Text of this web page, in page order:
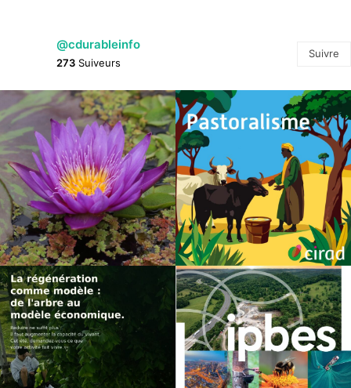
@cdurableinfo
273 Suiveurs
Suivre